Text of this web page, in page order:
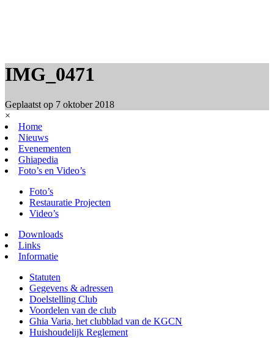
IMG_0471
Geplaatst op 7 oktober 2018
×
Home
Nieuws
Evenementen
Ghiapedia
Foto’s en Video’s
Foto’s
Restauratie Projecten
Video’s
Downloads
Links
Informatie
Statuten
Gegevens & adressen
Doelstelling Club
Voordelen van de club
Ghia Varia, het clubblad van de KGCN
Huishoudelijk Reglement